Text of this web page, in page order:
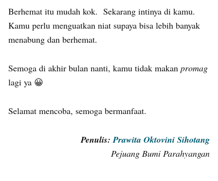
Berhemat itu mudah kok. Sekarang intinya di kamu.
Kamu perlu menguatkan niat supaya bisa lebih banyak
menabung dan berhemat.
Semoga di akhir bulan nanti, kamu tidak makan promag
lagi ya 😀
Selamat mencoba, semoga bermanfaat.
Penulis:Prawita Oktovini Sihotang
Pejuang Bumi Parahyangan